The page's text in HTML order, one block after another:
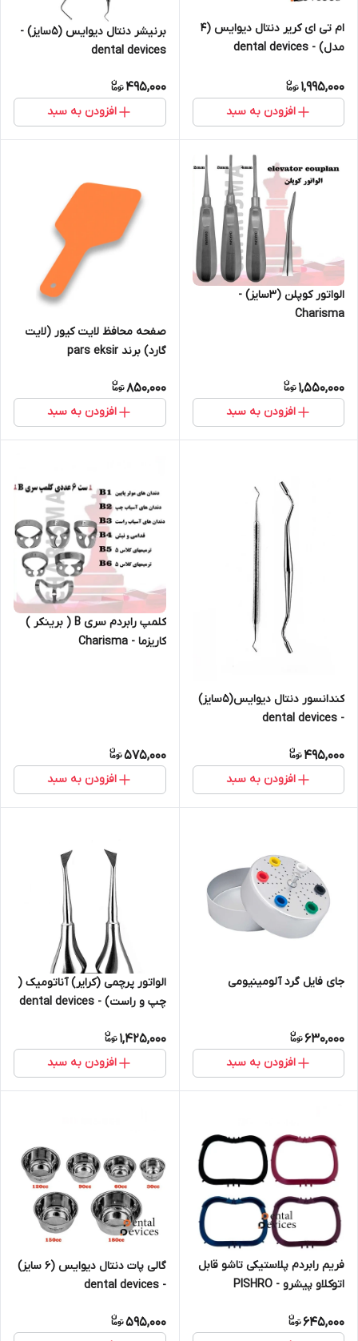
ام تی ای کریر دنتال دیوایس (۴
مدل) - dental devices
1,995,000
افزودن به سبد
برنیشر دنتال دیوایس (۵سایز) -
dental devices
495,000
افزودن به سبد
الواتور کوپلن (۳سایز) -
Charisma
1,550,000
افزودن به سبد
صفحه محافظ لایت کیور (لایت
گارد) برند pars eksir
850,000
افزودن به سبد
کندانسور دنتال دیوایس(۵سایز)
- dental devices
495,000
افزودن به سبد
کلمپ رابردم سری B ( برینکر )
کاریزما - Charisma
575,000
افزودن به سبد
جای فایل گرد آلومینیومی
630,000
افزودن به سبد
الواتور پرچمی (کرایر) آناتومیک (
چپ و راست) - dental devices
1,425,000
افزودن به سبد
فریم رابردم پلاستیکی تاشو قابل
اتوکلاو پیشرو - PISHRO
645,000
گالی پات دنتال دیوایس (۶ سایز)
- dental devices
595,000